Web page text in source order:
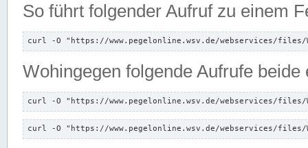
So führt folgender Aufruf zu einem
curl -O "https://www.pegelonline.wsv.de/webservices/files/
Wohingegen folgende Aufrufe beide
curl -O "https://www.pegelonline.wsv.de/webservices/files/
curl -O "https://www.pegelonline.wsv.de/webservices/files/